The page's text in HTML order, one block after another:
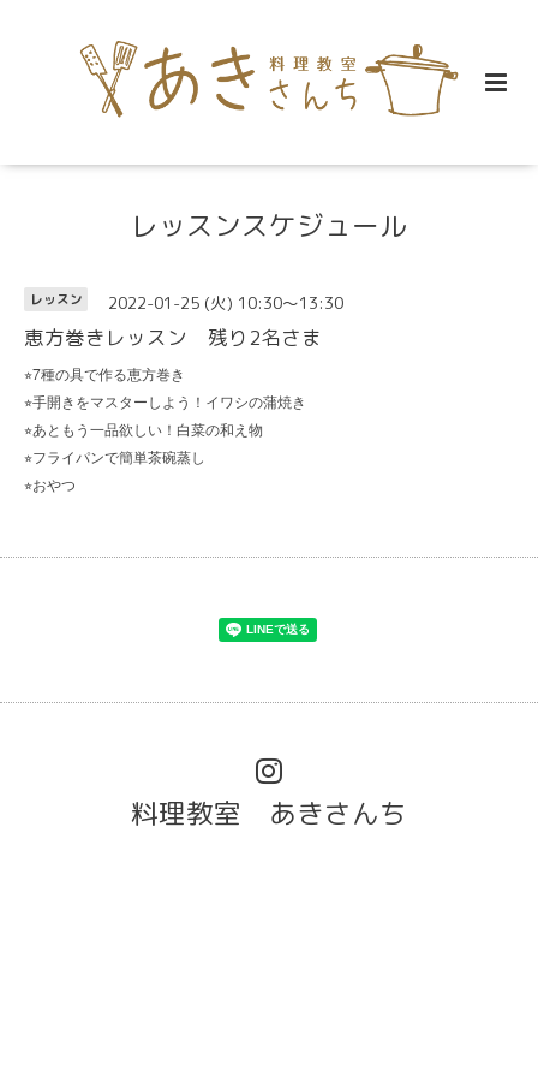
レッスンスケジュール
レッスン 2022-01-25 (火) 10:30～13:30
恵方巻きレッスン 残り2名さま
⭐︎7種の具で作る恵方巻き
⭐︎手開きをマスターしよう！イワシの蒲焼き
⭐︎あともう一品欲しい！白菜の和え物
⭐︎フライパンで簡単茶碗蒸し
⭐︎おやつ
料理教室 あきさんち